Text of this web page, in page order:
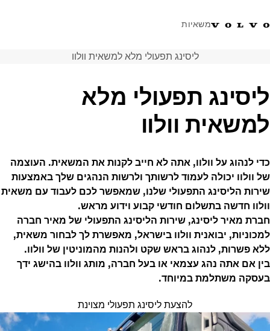
משאיות
ווטסאפ התחבר לאזור אישיישראל
פתרונות הובלה
משאיות
שירות
חדשות
אודות
צור קשר
ליסינג תפעולי מלא למשאית וולוו
ליסינג תפעולי מלא
למשאית וולוו
כדי לנהוג על וולוו, אתה לא חייב לקנות את המשאית. העוצמה
של וולוו יכולה לעמוד לרשותך ולרשות הנהגים שלך באמצעות
שירות הליסינג התפעולי שלנו, שמאפשר לכם לעבוד עם משאית
וולוו חדשה בתשלום חודשי קבוע וידוע מראש.
חברת מאיר ליסינג, שירות הליסינג התפעולי של מאיר חברה
למכוניות, יבואנית וולוו בישראל, מאפשרת לך לבחור משאית,
ללא פשרות, לנהוג בראש שקט ולהנות מהמוניטין של וולוו.
בין אם אתה נהג עצמאי או בעל חברה, מותג וולוו בהישג ידך
בעסקה משתלמת במיוחד.
להצעת ליסינג תפעולי מצוינת